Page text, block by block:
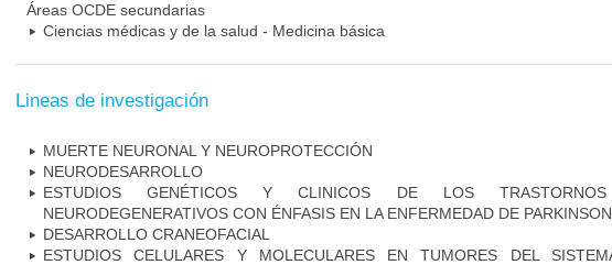
Áreas OCDE secundarias
Ciencias médicas y de la salud - Medicina básica
Lineas de investigación
MUERTE NEURONAL Y NEUROPROTECCIÓN
NEURODESARROLLO
ESTUDIOS GENÉTICOS Y CLINICOS DE LOS TRASTORNOS
NEURODEGENERATIVOS CON ÉNFASIS EN LA ENFERMEDAD DE PARKINSON
DESARROLLO CRANEOFACIAL
ESTUDIOS CELULARES Y MOLECULARES EN TUMORES DEL